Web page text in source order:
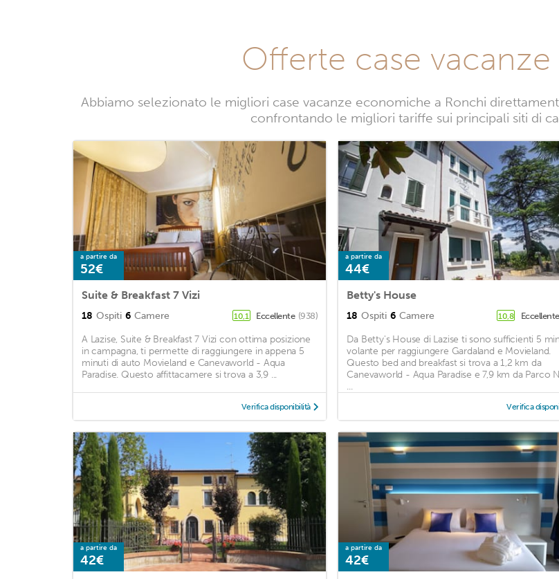
Offerte case
Abbiamo selezionato le migliori case vacanze economiche a Ronchi
confrontando le migliori tariffe sui principali siti di
a partire da
52€
Suite & Breakfast 7 Vizi
18 Ospiti 6 Camere 10,1 Eccellente (938)
A Lazise, Suite & Breakfast 7 Vizi con ottima posizione
in campagna, ti permette di raggiungere in appena 5
minuti di auto Movieland e Canevaworld - Aqua
Paradise. Questo affittacamere si trova a 3,9 ...
Verifica disponibilità
a partire da
44€
Betty's House
18 Ospiti 6 Camere 10,8 Eccellente
Da Betty's House di Lazise ti sono sufficienti 5
volante per raggiungere Gardaland e Movieland.
Questo bed and breakfast si trova a 1,2 km da
Canevaworld - Aqua Paradise e 7,9 km da Parco
...
Verifica
a partire da
42€
a partire da
42€